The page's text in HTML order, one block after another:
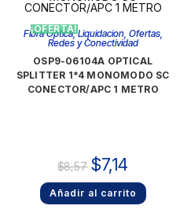
¡OFERTA!
Fibra Optica,Liquidacion, Ofertas,
Redes y Conectividad
OSP9-06104A OPTICAL
SPLITTER 1*4 MONOMODO SC
CONECTOR/APC 1 METRO
$8,57 $7,14
Añadir al carrito